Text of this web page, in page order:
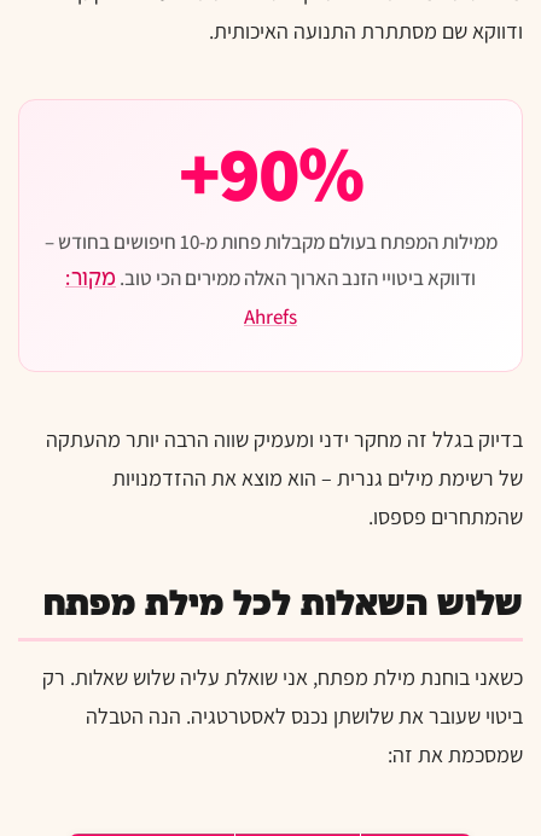
ודווקא שם מסתתרת התנועה האיכותית.
90%+
ממילות המפתח בעולם מקבלות פחות מ-10 חיפושים בחודש –
ודווקא ביטויי הזנב הארוך האלה ממירים הכי טוב. מקור:
Ahrefs
בדיוק בגלל זה מחקר ידני ומעמיק שווה הרבה יותר מהעתקה
של רשימת מילים גנרית – הוא מוצא את ההזדמנויות
שהמתחרים פספסו.
שלוש השאלות לכל מילת מפתח
כשאני בוחנת מילת מפתח, אני שואלת עליה שלוש שאלות. רק
ביטוי שעובר את שלושתן נכנס לאסטרטגיה. הנה הטבלה
שמסכמת את זה: